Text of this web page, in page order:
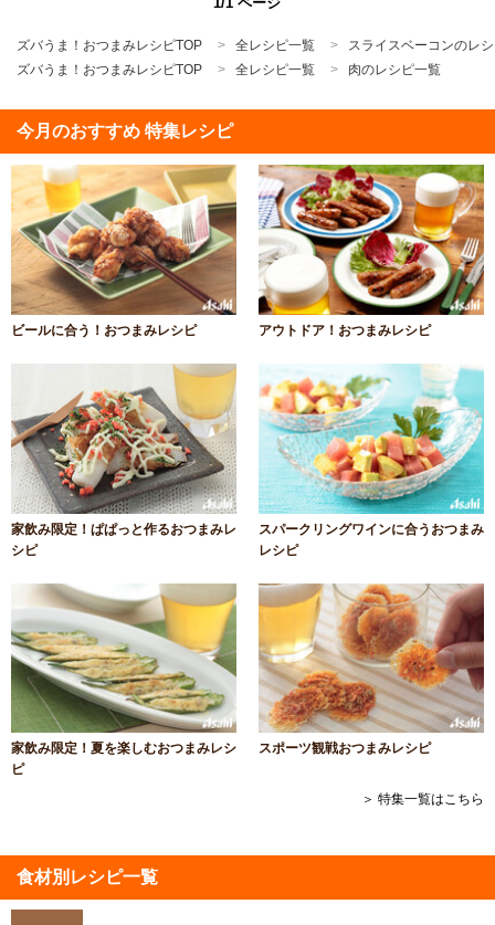
ズバうま！おつまみレシピTOP 全レシピ一覧
スライスベーコンのレ
ズバうま！おつまみレシピTOP
全レシピ一覧 肉のレシピ一覧
今月のおすすめ 特集レシピ
ビールに合う！おつまみレシピ アウトドア！おつまみレシピ
家飲み限定！ぱぱっと作るおつまみレ
シピ
スパークリングワインに合うおつまみ
レシピ
家飲み限定！夏を楽しむおつまみレシ
ピ
スポーツ観戦おつまみレシピ
＞ 特集一覧はこちら
食材別レシピ一覧